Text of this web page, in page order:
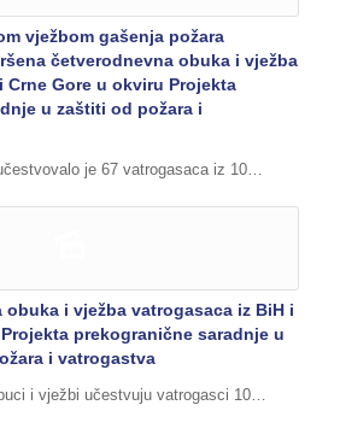
vježbom gašenja požara
četverodnevna obuka i vježba
Crne Gore u okviru Projekta
u zaštiti od požara i
je 67 vatrogasaca iz 10…
i vježba vatrogasaca iz BiH i
prekogranične saradnje u
i vatrogastva
i vježbi učestvuju vatrogasci 10…